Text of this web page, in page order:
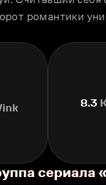
романтики
8.3
сериала